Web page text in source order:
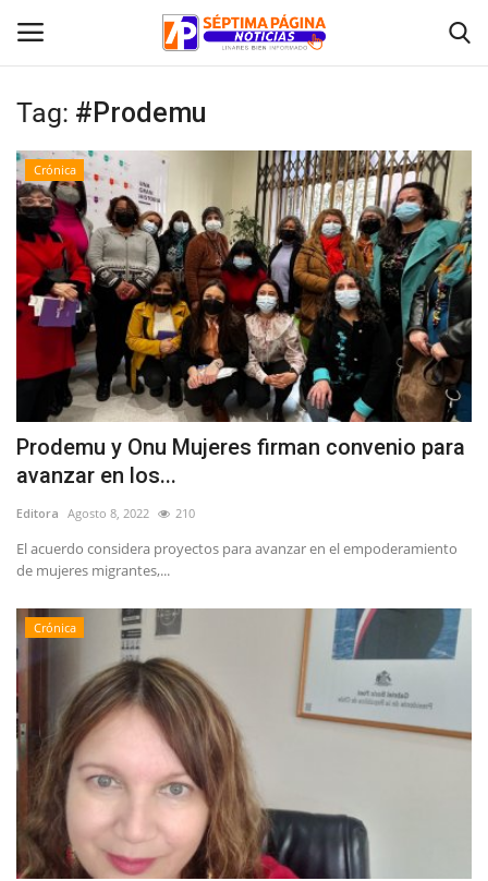
Inicio
Crónica
Policial
Tribunales
Deporte
Política
Espectáculos
Tag: #Prodemu
Crónica
Prodemu y Onu Mujeres firman convenio para
avanzar en los...
Editora Agosto 8, 2022 210
El acuerdo considera proyectos para avanzar en el empoderamiento
de mujeres migrantes,...
Crónica